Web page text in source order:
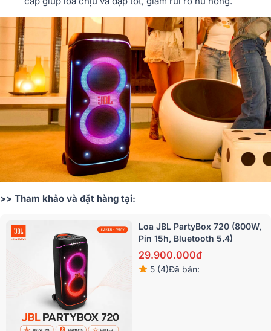
>> Tham khảo và đặt hàng tại:
Loa JBL PartyBox 720 (800W,
Pin 15h, Bluetooth 5.4)
29.900.000đ
5 (4)Đã bán: